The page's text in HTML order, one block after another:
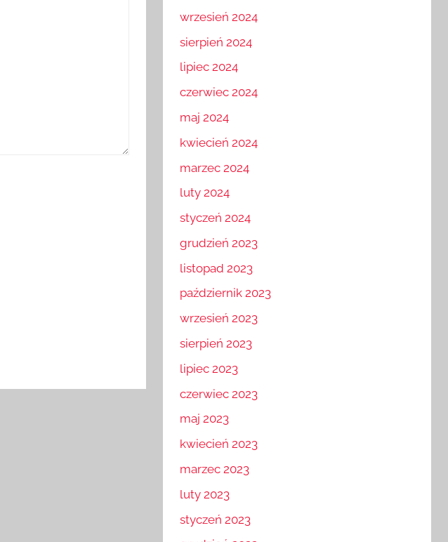
wrzesień 2024
sierpień 2024
lipiec 2024
czerwiec 2024
maj 2024
kwiecień 2024
marzec 2024
luty 2024
styczeń 2024
grudzień 2023
listopad 2023
październik 2023
wrzesień 2023
sierpień 2023
lipiec 2023
czerwiec 2023
maj 2023
kwiecień 2023
marzec 2023
luty 2023
styczeń 2023